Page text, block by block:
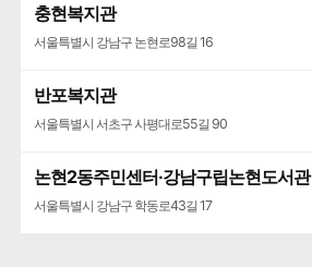
충현복지관
서울특별시 강남구 논현로98길 16
반포복지관
서울특별시 서초구 사평대로55길 90
논현2동주민센터·강남구립논현도서관
서울특별시 강남구 학동로43길 17